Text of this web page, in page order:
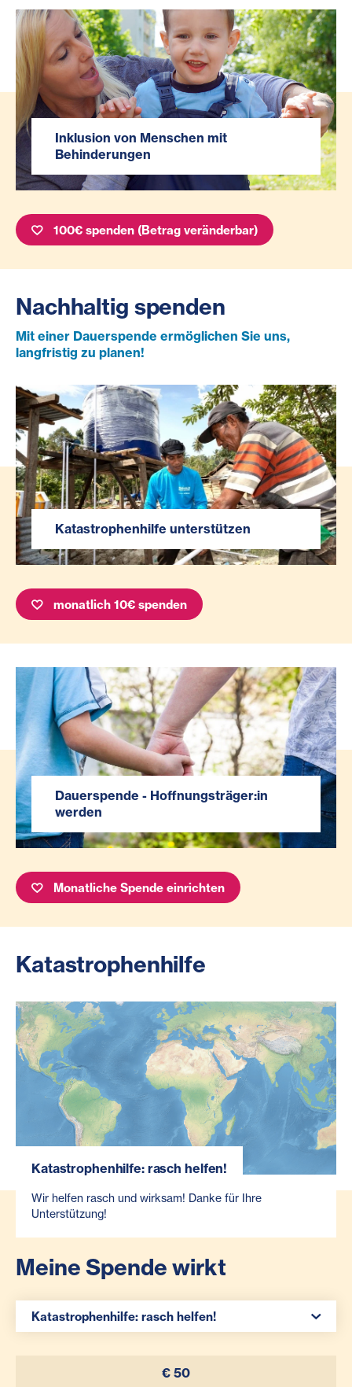
Inklusion von Menschen mit
Behinderungen
100€ spenden (Betrag veränderbar)
Nachhaltig spenden
Mit einer Dauerspende ermöglichen Sie uns,
langfristig zu planen!
Katastrophenhilfe unterstützen
monatlich 10€ spenden
Dauerspende - Hoffnungsträger:in
werden
Monatliche Spende einrichten
Katastrophenhilfe
Katastrophenhilfe: rasch helfen!
Wir helfen rasch und wirksam! Danke für Ihre
Unterstützung!
Meine Spende wirkt
Spenden Auswahl
Katastrophenhilfe: rasch helfen!
€ 50